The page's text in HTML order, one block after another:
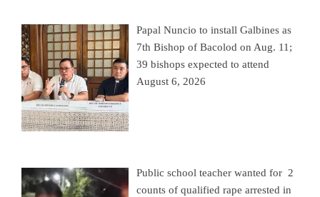
Papal Nuncio to install Galbines as
7th Bishop of Bacolod on Aug. 11;
39 bishops expected to attend
August 6, 2026
Public school teacher wanted for 2
counts of qualified rape arrested in